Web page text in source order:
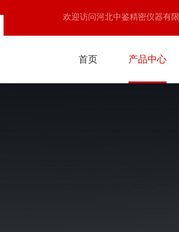
欢迎访问河北中鉴精密仪器有
首页 产品中心